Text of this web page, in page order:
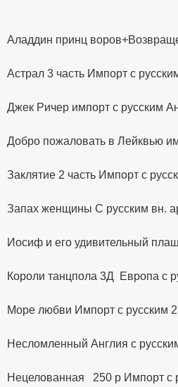
Аладдин принц
Астрал 3 часть Импорт с
Джек Ричер импорт с русским
Добро пожаловать в Лейквью
Заклятие 2 часть Импорт с
Запах женщины С русским вн.
Иосиф и его удивительный
Короли танцпола 3Д Европа с
Море любви Импорт с русским
Несломленный Англия с
Нецелованная 250 р Импорт с